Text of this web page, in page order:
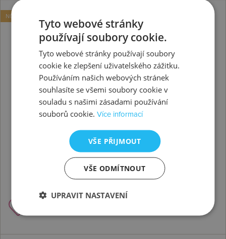
NOVINKA
Tyto webové stránky
používají soubory cookie.
Tyto webové stránky používají soubory
cookie ke zlepšení uživatelského zážitku.
Používáním našich webových stránek
souhlasíte se všemi soubory cookie v
souladu s našimi zásadami používání
souborů cookie.Více informací
VŠE PŘIJMOUT
VŠE ODMÍTNOUT
UPRAVIT NASTAVENÍ